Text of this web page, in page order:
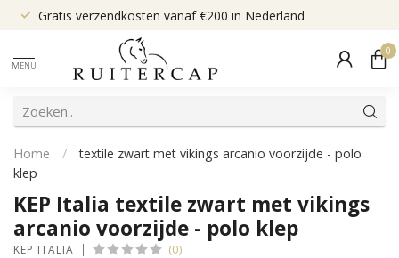
Gratis verzendkosten vanaf €200 in Nederland
MENU
0
Home /
textile zwart met vikings arcanio voorzijde - polo
klep
KEP Italia textile zwart met vikings
arcanio voorzijde - polo klep
KEP ITALIA (0)